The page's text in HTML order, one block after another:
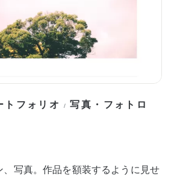
トフォリオ /写真・フォトロ
写真。作品を額装するように見せ